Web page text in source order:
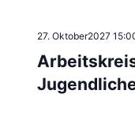
27. Oktober2027